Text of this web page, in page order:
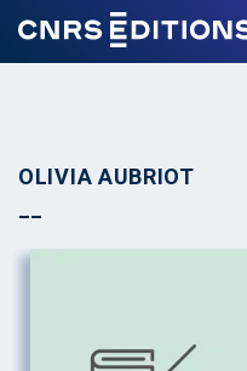
OLIVIA AUBRIOT